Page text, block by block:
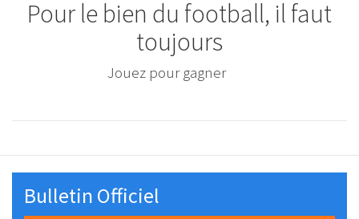
Pour le bien du football, il faut
toujours
Jouer avec sportivité
Bulletin Officiel